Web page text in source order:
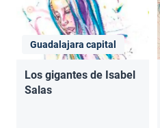
Guadalajara capital
Los gigantes de Isabel
Salas